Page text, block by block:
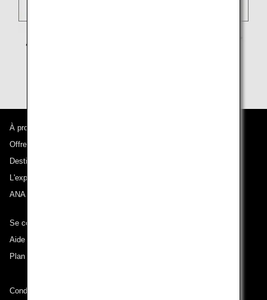
À propos d'ANA
Offres et annonces
Destinations desservies
L'expérience ANA
ANA Mileage Club
Se connecter à ANA
Aide technique (Accessibilité)
Plan du site
Conditions de transport